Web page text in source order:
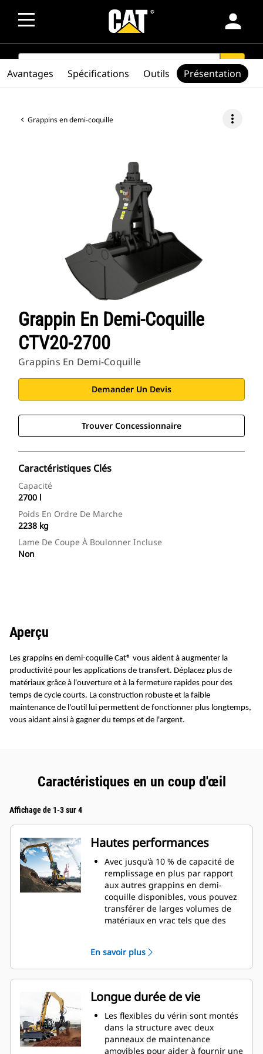
person
SEARCH search
Grappins en demi-coquille more_vert
Grappin En Demi-Coquille
CTV20-2700
Grappins En Demi-Coquille
Demander Un Devis
Trouver Concessionnaire
Caractéristiques Clés
Capacité
2700 l
Poids En Ordre De Marche
2238 kg
Lame De Coupe À Boulonner Incluse
Non
Avantages Spécifications Outils Présentation
Aperçu
Les grappins en demi-coquille Cat® vous aident à augmenter la
productivité pour les applications de transfert. Déplacez plus de
matériaux grâce à l'ouverture et à la fermeture rapides pour des
temps de cycle courts. La construction robuste et la faible
maintenance de l'outil lui permettent de fonctionner plus longtemps,
vous aidant ainsi à gagner du temps et de l'argent.
Caractéristiques en un coup d'œil
Affichage de 1-3 sur 4
Hautes performances
Avec jusqu'à 10 % de capacité de
remplissage en plus par rapport
aux autres grappins en demi-
coquille disponibles, vous pouvez
transférer de larges volumes de
matériaux en vrac tels que des
Déplacez des charges importantes
grâce à la large ouverture des
pinces pour la manutention en
La puissante force de fermeture
des coquilles de grappin, associée
aux temps d'ouverture et de
fermeture rapides, vous aide à
raccourcir vos temps de cycle et à
En savoir plus
Longue durée de vie
Les flexibles du vérin sont montés
dans la structure avec deux
panneaux de maintenance
amovibles pour aider à fournir une